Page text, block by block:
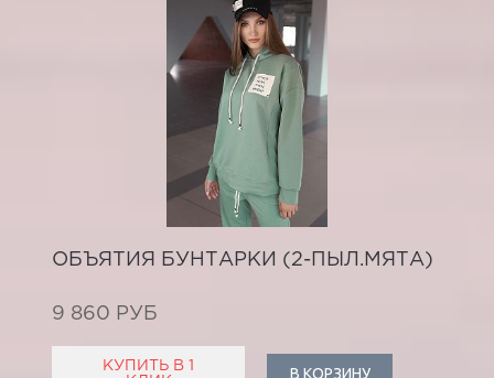
ОБЪЯТИЯ БУНТАРКИ (2-ПЫЛ.МЯТА)
9 860 РУБ
КУПИТЬ В 1
В КОРЗИНУ